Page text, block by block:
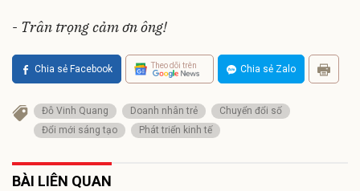
- Trân trọng cảm ơn ông!
Chia sẻ Facebook Theo dõi trên Chia sẻ Zalo
Đỗ Vinh Quang Doanh nhân trẻ
Chuyển đổi số
Đổi mới sáng tạo
Phát triển kinh tế
BÀI LIÊN QUAN